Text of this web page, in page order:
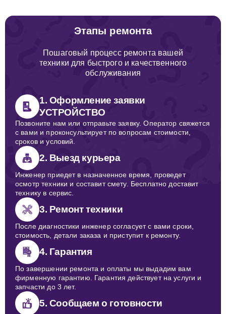
Этапы ремонта
Пошаговый процесс ремонта вашей
техники для быстрого и качественного
обслуживания
1. Оформление заявки
УСТРОЙСТВО
Позвоните нам или отправьте заявку. Оператор свяжется
с вами и проконсультирует по вопросам стоимости,
сроков и условий.
2. Выезд курьера
Инженер приедет в назначенное время, проведет
осмотр техники и составит смету. Бесплатно доставит
технику в сервис.
3. Ремонт техники
После диагностики инженер согласует с вами сроки,
стоимость, детали заказа и приступит к ремонту.
4. Гарантия
По завершении ремонта и оплаты мы выдадим вам
фирменную гарантию. Гарантия действует на услуги и
запчасти до 3 лет.
5. Сообщаем о готовности